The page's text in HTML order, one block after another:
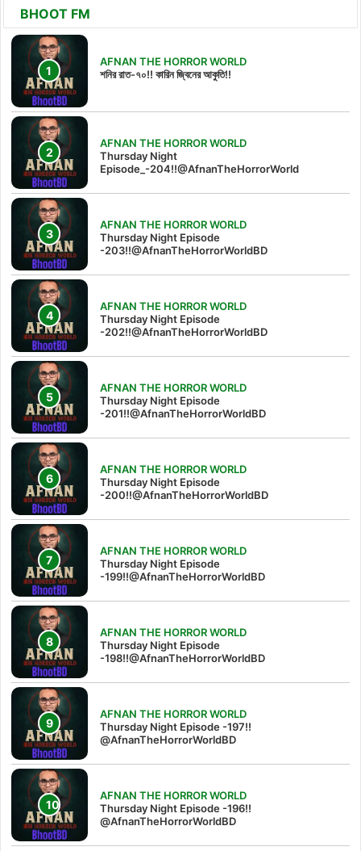
BHOOT FM
AFNAN THE HORROR WORLD
শনির রাত-৭০!! কারিন জ্বিনের আকুতি!!
AFNAN THE HORROR WORLD
Thursday Night
Episode_-204!!@AfnanTheHorrorWorld
AFNAN THE HORROR WORLD
Thursday Night Episode
-203!!@AfnanTheHorrorWorldBD
AFNAN THE HORROR WORLD
Thursday Night Episode
-202!!@AfnanTheHorrorWorldBD
AFNAN THE HORROR WORLD
Thursday Night Episode
-201!!@AfnanTheHorrorWorldBD
AFNAN THE HORROR WORLD
Thursday Night Episode
-200!!@AfnanTheHorrorWorldBD
AFNAN THE HORROR WORLD
Thursday Night Episode
-199!!@AfnanTheHorrorWorldBD
AFNAN THE HORROR WORLD
Thursday Night Episode
-198!!@AfnanTheHorrorWorldBD
AFNAN THE HORROR WORLD
Thursday Night Episode -197!!‪
@AfnanTheHorrorWorldBD‬
AFNAN THE HORROR WORLD
Thursday Night Episode -196!!
@AfnanTheHorrorWorldBD